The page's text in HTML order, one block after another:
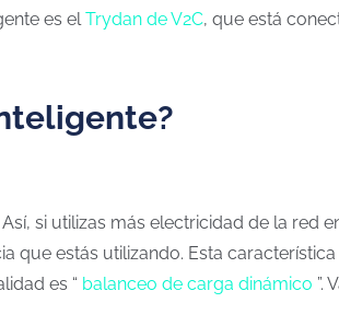
es elTrydan de V2C, que está
si utilizas más electricidad de la red
que estás utilizando. Esta característica
es “ balanceo de carga dinámico ”.